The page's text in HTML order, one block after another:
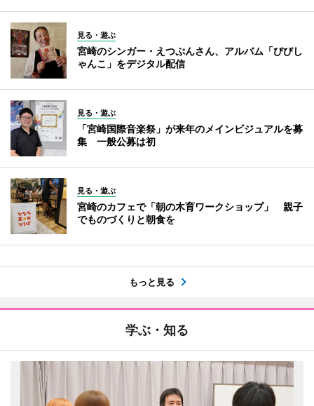
見る・遊ぶ
宮崎のシンガー・えつぷんさん、アルバム「びびし
ゃんこ」をデジタル配信
見る・遊ぶ
「宮崎国際音楽祭」が来年のメインビジュアルを募
集 一般公募は初
見る・遊ぶ
宮崎のカフェで「朝の木育ワークショップ」 親子
でものづくりと朝食を
もっと見る
学ぶ・知る